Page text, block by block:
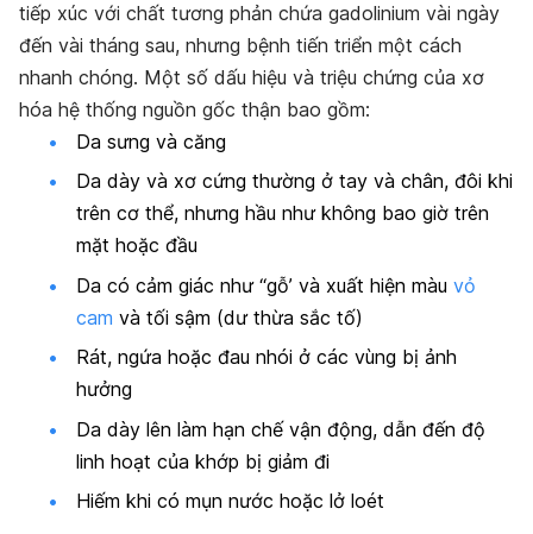
tiếp xúc với chất tương phản chứa gadolinium vài ngày
đến vài tháng sau, nhưng bệnh tiến triển một cách
nhanh chóng. Một số dấu hiệu và triệu chứng của xơ
hóa hệ thống nguồn gốc thận bao gồm:
Da sưng và căng
Da dày và xơ cứng thường ở tay và chân, đôi khi
trên cơ thể, nhưng hầu như không bao giờ trên
mặt hoặc đầu
Da có cảm giác như “gỗ’ và xuất hiện màu vỏ
cam và tối sậm (dư thừa sắc tố)
Rát, ngứa hoặc đau nhói ở các vùng bị ảnh
hưởng
Da dày lên làm hạn chế vận động, dẫn đến độ
linh hoạt của khớp bị giảm đi
Hiếm khi có mụn nước hoặc lở loét